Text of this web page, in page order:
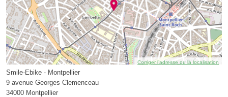
Corriger l’adresse ou la localisation
Smile-Ebike - Montpellier
9 avenue Georges Clemenceau
34000 Montpellier